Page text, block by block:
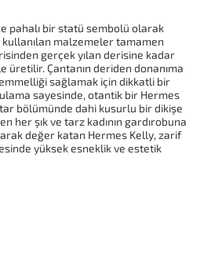
pahalı bir statü sembolü olarak
kullanılan malzemeler tamamen
gerçek yılan derisine kadar
Çantanın deriden donanıma
sağlamak için dikkatli bir
sayesinde, otantik bir Hermes
bölümünde dahi kusurlu bir dikişe
her şık ve tarz kadının gardırobuna
değer katan Hermes Kelly, zarif
yüksek esneklik ve estetik